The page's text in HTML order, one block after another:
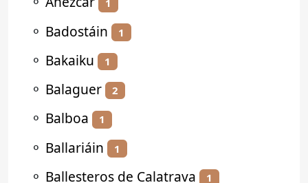
1
⚬ Badostáin 1
⚬ Bakaiku 1
⚬ Balaguer 2
⚬ Balboa 1
⚬ Ballariáin 1
⚬ Ballesteros de Calatrava 1